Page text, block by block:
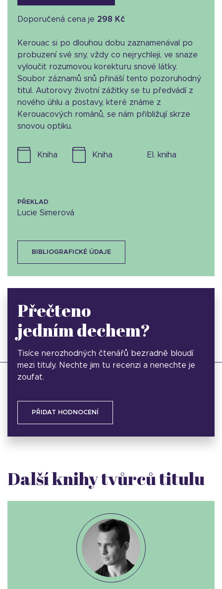
Doporučená cena je 298 Kč
Kerouac si po dlouhou dobu zaznamenával po
probuzení své sny, vždy co nejrychleji, ve snaze
vyloučit rozumovou korekturu snové látky.
Soubor záznamů snů přináší tento pozoruhodný
titul. Autorovy životní zážitky se tu předvádí z
nového úhlu a postavy, které známe z
Kerouacových románů, se nám přibližují skrze
snovou optiku.
kniha kniha el. kniha
PŘEKLAD
Lucie Simerová
BIBLIOGRAFICKÉ ÚDAJE
Přečteno
jedním dechem?
Tisíce nerozhodných čtenářů bezradně bloudí
mezi tituly. Nechte jim tu recenzi a nenechte je
zoufat.
PŘIDAT HODNOCENÍ
Další knihy tvůrců titulu